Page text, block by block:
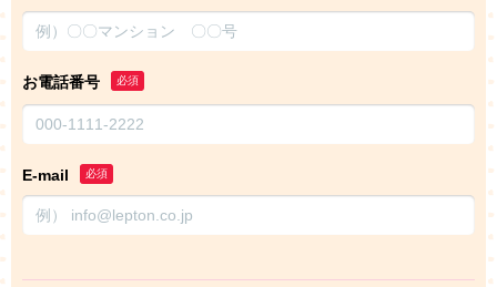
お電話番号 必須
E-mail 必須